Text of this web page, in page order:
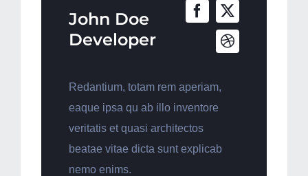
John Doe
Developer
Redantium, totam rem aperiam,
eaque ipsa qu ab illo inventore
veritatis et quasi architectos
beatae vitae dicta sunt explicab
nemo enims.